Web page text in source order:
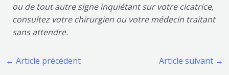
ou de tout autre signe inquiétant sur votre cicatrice,
consultez votre chirurgien ou votre médecin traitant
sans attendre.
← Article précédent Article suivant →